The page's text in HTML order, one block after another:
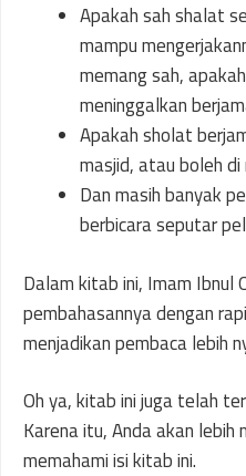
Apakah sah shalat
mampu
memang sah,
meninggalkan
Apakah sholat
masjid, atau boleh di
Dan masih banyak
berbicara seputar
Dalam kitab ini, Imam Ibnul
pembahasannya dengan
menjadikan pembaca lebih
Oh ya, kitab ini juga telah
Karena itu, Anda akan lebih
memahami isi kitab ini.